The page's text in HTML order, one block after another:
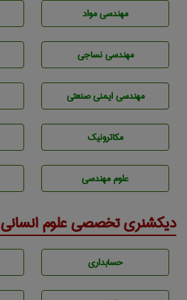
مهندسی مواد
مهندسي نساجی
مهندسی ایمنی صنعتی
مکاترونیک
علوم مهندسی
دیکشنری تخصصی علوم انسانی
حسابداری